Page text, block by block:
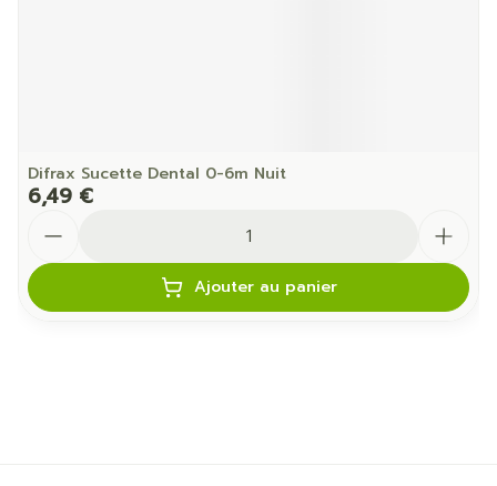
Difrax Sucette Dental 0-6m Nuit
6,49 €
Ajouter au panier